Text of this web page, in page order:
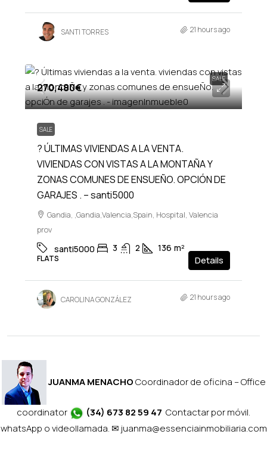
SANTI TORRES 21 hours ago
SALE
270,480€
SALE
? ÚLTIMAS VIVIENDAS A LA VENTA.
VIVIENDAS CON VISTAS A LA MONTAÑA Y
ZONAS COMUNES DE ENSUEÑO. OPCIÓN DE
GARAJES . – santi5000
Gandia, ,Gandia,Valencia,Spain, Hospital, Valencia
prov
santi5000 3 2 136 m²
FLATS Details
CAROLINA GONZÁLEZ 21 hours ago
JUANMA MENACHOCoordinador de oficina – Office
coordinator (34) 673 82 59 47 Contactar por móvil.
whatsApp o videollamada. ✉ juanma@essenciainmobiliaria.com